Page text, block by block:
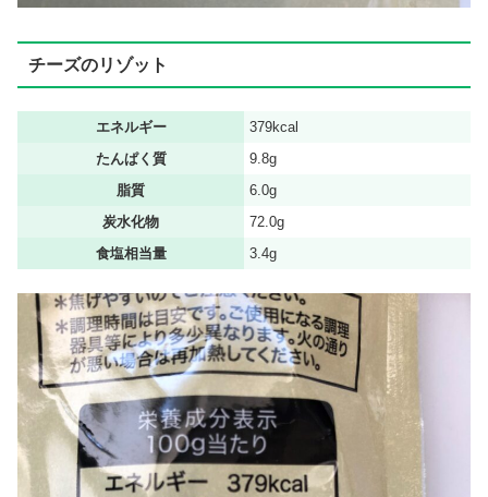
チーズのリゾット
エネルギー
379kcal
たんぱく質
9.8g
脂質
6.0g
炭水化物
72.0g
食塩相当量
3.4g